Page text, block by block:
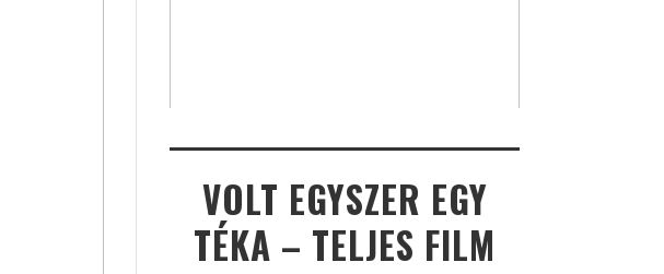
VOLT EGYSZER EGY
TÉKA – TELJES FILM